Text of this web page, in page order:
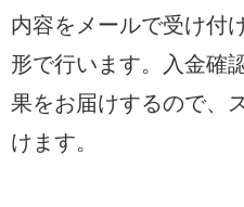
内容をメールで受け付
形で行います。入金確
果をお届けするので、
けます。